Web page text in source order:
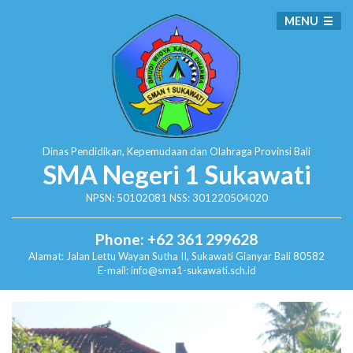
Dinas Pendidikan, Kepemudaan dan Olahraga Provinsi Bali
SMA Negeri 1 Sukawati
NPSN: 50102081 NSS: 301220504020
Phone: +62 361 299628
Alamat: Jalan Lettu Wayan Sutha II, SukawatiGianyar Bali 80582
E-mail: info@sma1-sukawati.sch.id
MENU